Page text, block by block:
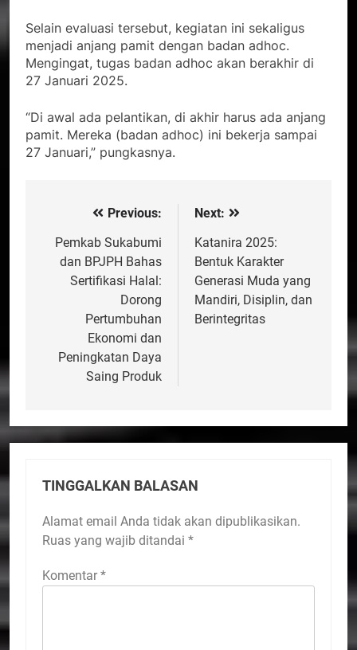
Selain evaluasi tersebut, kegiatan ini sekaligus
menjadi anjang pamit dengan badan adhoc.
Mengingat, tugas badan adhoc akan berakhir di
27 Januari 2025.
“Di awal ada pelantikan, di akhir harus ada anjang
pamit. Mereka (badan adhoc) ini bekerja sampai
27 Januari,” pungkasnya.
Navigasi
pos
Previous:
Pemkab Sukabumi
dan BPJPH Bahas
Sertifikasi Halal:
Dorong
Pertumbuhan
Ekonomi dan
Peningkatan Daya
Saing Produk
Next:
Katanira 2025:
Bentuk Karakter
Generasi Muda yang
Mandiri, Disiplin, dan
Berintegritas
TINGGALKAN BALASAN
Alamat email Anda tidak akan dipublikasikan.
Ruas yang wajib ditandai *
Komentar *